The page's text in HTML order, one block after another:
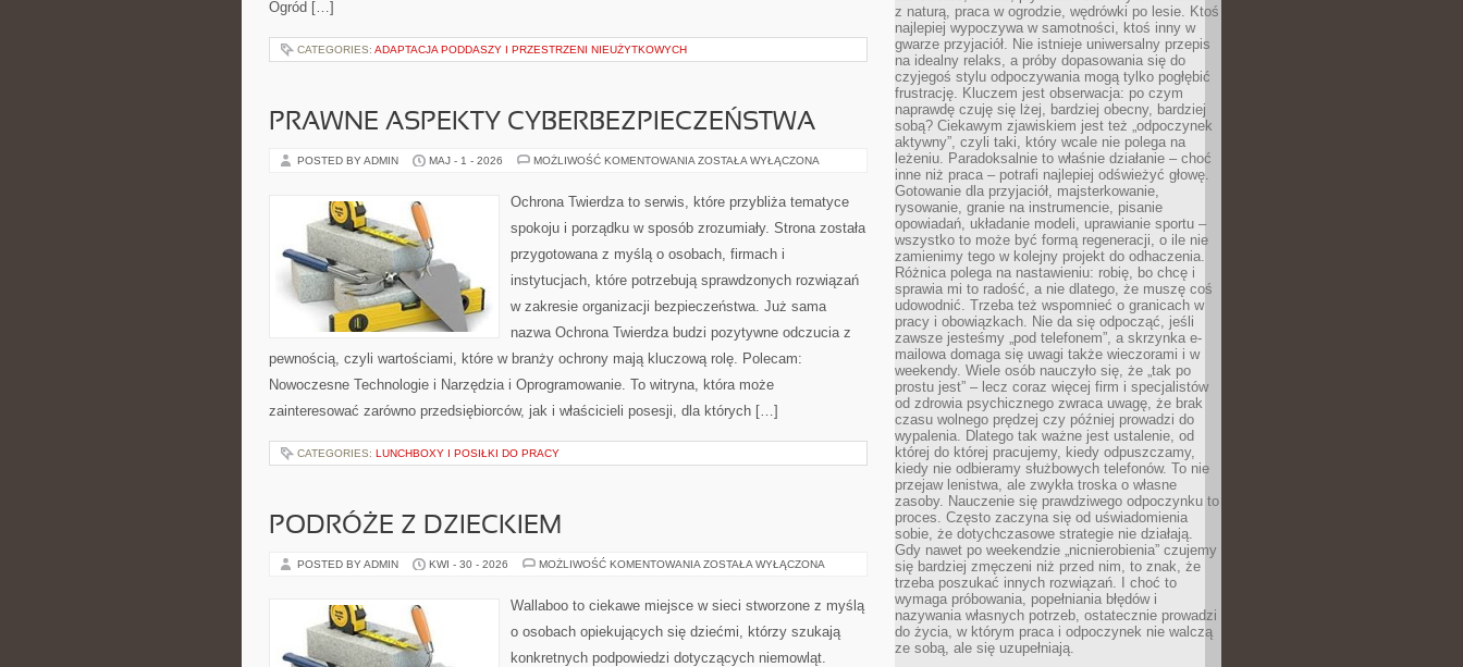
Ogród […]
CATEGORIES: ADAPTACJA PODDASZY I PRZESTRZENI NIEUŻYTKOWYCH
PRAWNE ASPEKTY CYBERBEZPIECZEŃSTWA
POSTED BY ADMIN MAJ - 1 - 2026 MOŻLIWOŚĆ KOMENTOWANIA PRAWNE
ZOSTAŁA WYŁĄCZONA
Ochrona Twierdza to serwis, które przybliża tematyce
spokoju i porządku w sposób zrozumiały. Strona została
przygotowana z myślą o osobach, firmach i
instytucjach, które potrzebują sprawdzonych rozwiązań
w zakresie organizacji bezpieczeństwa. Już sama
nazwa Ochrona Twierdza budzi pozytywne odczucia z
pewnością, czyli wartościami, które w branży ochrony mają kluczową rolę. Polecam:
Nowoczesne Technologie i Narzędzia i Oprogramowanie. To witryna, która może
zainteresować zarówno przedsiębiorców, jak i właścicieli posesji, dla których […]
CATEGORIES: LUNCHBOXY I POSIŁKI DO PRACY
PODRÓŻE Z DZIECKIEM
POSTED BY ADMIN KWI - 30 - 2026 MOŻLIWOŚĆ KOMENTOWANIA PODRÓŻE
ZOSTAŁA WYŁĄCZONA
Wallaboo to ciekawe miejsce w sieci stworzone z myślą
o osobach opiekujących się dziećmi, którzy szukają
konkretnych podpowiedzi dotyczących niemowląt.
z naturą, praca w ogrodzie, wędrówki po lesie. Ktoś
najlepiej wypoczywa w samotności, ktoś inny w
gwarze przyjaciół. Nie istnieje uniwersalny przepis
na idealny relaks, a próby dopasowania się do
czyjegoś stylu odpoczywania mogą tylko pogłębić
frustrację. Kluczem jest obserwacja: po czym
naprawdę czuję się lżej, bardziej obecny, bardziej
sobą? Ciekawym zjawiskiem jest też „odpoczynek
aktywny”, czyli taki, który wcale nie polega na
leżeniu. Paradoksalnie to właśnie działanie – choć
inne niż praca – potrafi najlepiej odświeżyć głowę.
Gotowanie dla przyjaciół, majsterkowanie,
rysowanie, granie na instrumencie, pisanie
opowiadań, układanie modeli, uprawianie sportu –
wszystko to może być formą regeneracji, o ile nie
zamienimy tego w kolejny projekt do odhaczenia.
Różnica polega na nastawieniu: robię, bo chcę i
sprawia mi to radość, a nie dlatego, że muszę coś
udowodnić. Trzeba też wspomnieć o granicach w
pracy i obowiązkach. Nie da się odpocząć, jeśli
zawsze jesteśmy „pod telefonem”, a skrzynka e-
mailowa domaga się uwagi także wieczorami i w
weekendy. Wiele osób nauczyło się, że „tak po
prostu jest” – lecz coraz więcej firm i specjalistów
od zdrowia psychicznego zwraca uwagę, że brak
czasu wolnego prędzej czy później prowadzi do
wypalenia. Dlatego tak ważne jest ustalenie, od
której do której pracujemy, kiedy odpuszczamy,
kiedy nie odbieramy służbowych telefonów. To nie
przejaw lenistwa, ale zwykła troska o własne
zasoby. Nauczenie się prawdziwego odpoczynku to
proces. Często zaczyna się od uświadomienia
sobie, że dotychczasowe strategie nie działają.
Gdy nawet po weekendzie „nicnierobienia” czujemy
się bardziej zmęczeni niż przed nim, to znak, że
trzeba poszukać innych rozwiązań. I choć to
wymaga próbowania, popełniania błędów i
nazywania własnych potrzeb, ostatecznie prowadzi
do życia, w którym praca i odpoczynek nie walczą
ze sobą, ale się uzupełniają.